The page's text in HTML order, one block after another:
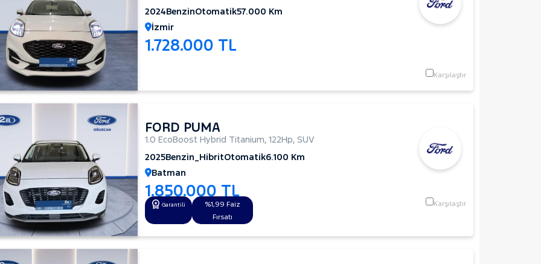
2024BenzinOtomatik57.000 Km
İzmir
1.728.000 TL
Karşılaştır
FORD PUMA
1.0 EcoBoost Hybrid Titanium, 122Hp, SUV
2025Benzin_HibritOtomatik6.100 Km
Batman
1.850.000 TL
Garantili
%1,99 Faiz
Fırsatı
Karşılaştır